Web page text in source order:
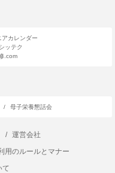
アカレンダー
シッテク
.com
/ 母子栄養懇話会
/
運営会社
用のルールとマナー
て